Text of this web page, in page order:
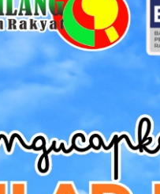
riau rohil rohul